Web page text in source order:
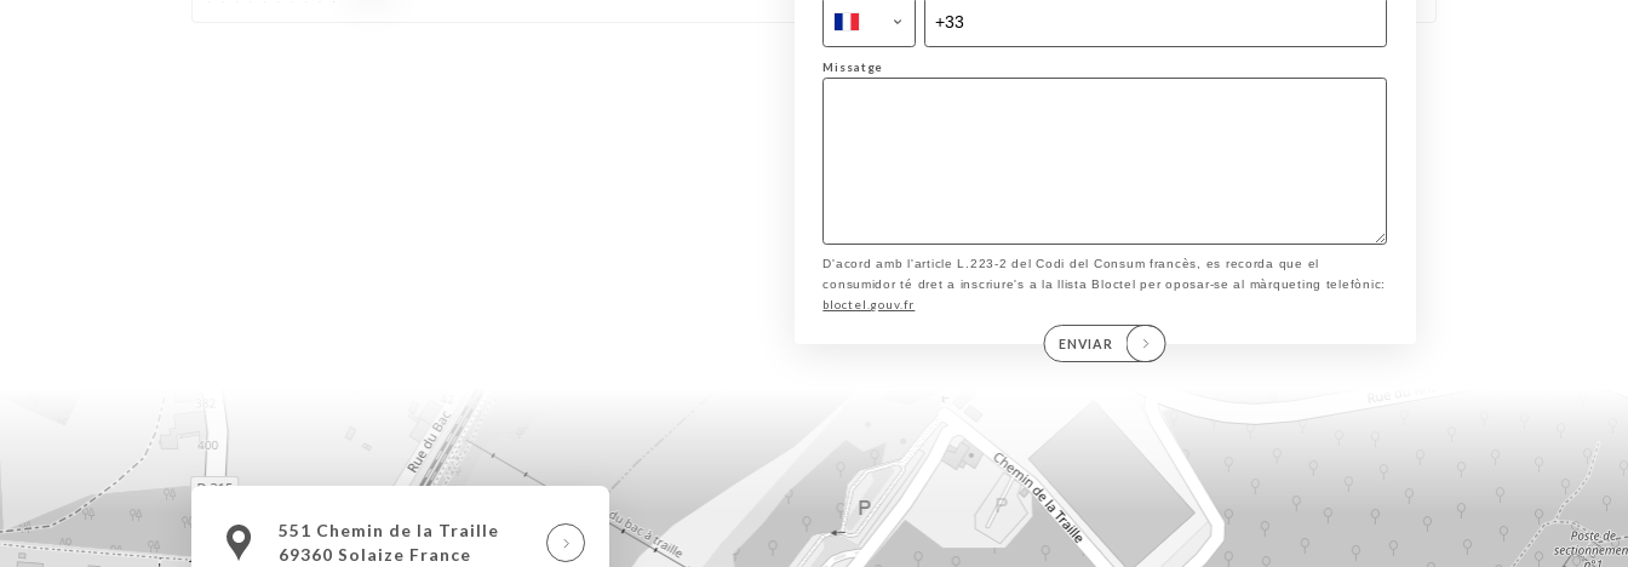
Missatge
D'acord amb l'article L.223-2 del Codi del Consum francès, es recorda que el
consumidor té dret a inscriure's a la llista Bloctel per oposar-se al màrqueting telefònic:
bloctel.gouv.fr
ENVIAR
551 Chemin de la Traille
69360 Solaize France